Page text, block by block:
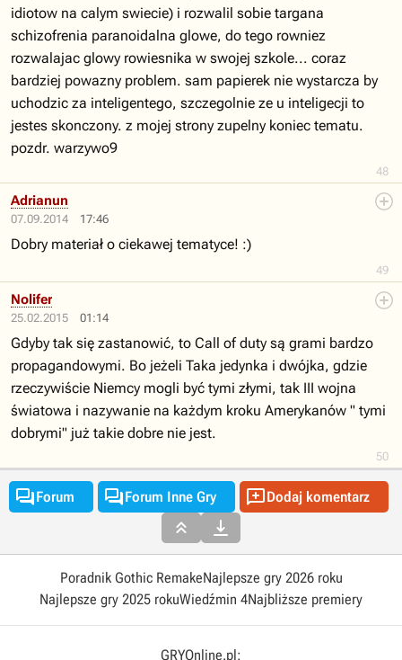
48
idiotow na calym swiecie) i rozwalil sobie targana
schizofrenia paranoidalna glowe, do tego rowniez
rozwalajac glowy rowiesnika w swojej szkole... coraz
bardziej powazny problem. sam papierek nie wystarcza by
uchodzic za inteligentego, szczegolnie ze u inteligecji to
jestes skonczony. z mojej strony zupelny koniec tematu.
pozdr. warzywo9
07.09.2014 17:46
49
Adrianun
Dobry materiał o ciekawej tematyce! :)
25.02.2015 01:14
50
Nolifer
Gdyby tak się zastanowić, to Call of duty są grami bardzo
propagandowymi. Bo jeżeli Taka jedynka i dwójka, gdzie
rzeczywiście Niemcy mogli być tymi złymi, tak III wojna
światowa i nazywanie na każdym kroku Amerykanów " tymi
dobrymi" już takie dobre nie jest.
Forum Forum Inne Gry Dodaj komentarz
 
Poradnik Gothic RemakeNajlepsze gry 2026 roku
Najlepsze gry 2025 rokuWiedźmin 4Najbliższe premiery
GRYOnline.pl: